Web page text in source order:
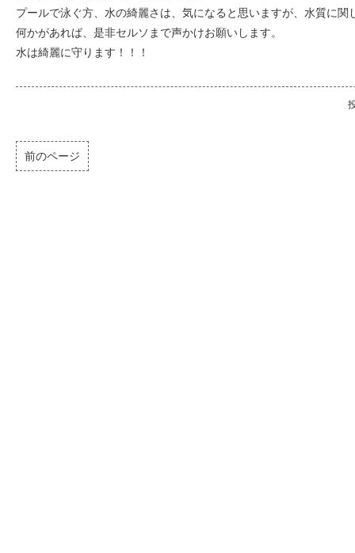
プールで泳ぐ方、水の綺麗さは、気になると思いますが、水質に関
何かがあれば、是非セルソまで声かけお願いします。
水は綺麗に守ります！！！
前のページ